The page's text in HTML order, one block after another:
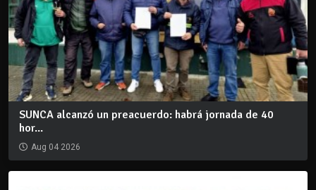
SUNCA alcanzó un preacuerdo: habrá jornada de 40
hor...
Aug 04 2026